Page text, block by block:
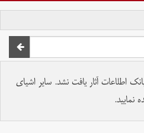
اطلاعات آثار یافت نشد. سایر اشیای
نمایید.
و موزه ملی ملک محفوظ است.